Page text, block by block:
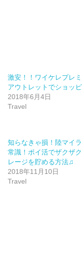
激安！！ワイケレプレ
アウトレットでショッ
2018年6月4日
Travel
知らなきゃ損！陸マイ
常識！ポイ活でザクザ
レージを貯める方法♫
2018年11月10日
Travel